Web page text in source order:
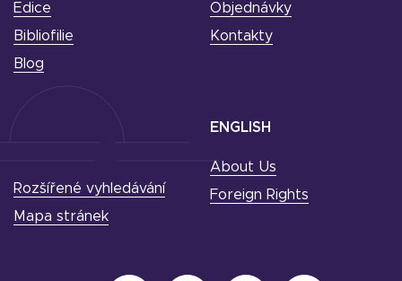
Edice
Bibliofilie
Blog
Objednávky
Kontakty
ENGLISH
About Us
Foreign Rights
Rozšířené vyhledávání
Mapa stránek